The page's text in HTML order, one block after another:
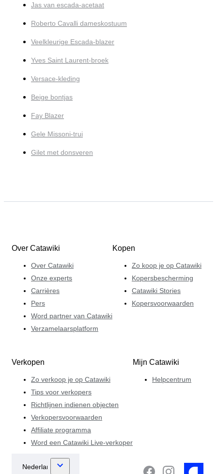
Jas van escada-acetaat
Roberto Cavalli dameskostuum
Veelkleurige Escada-blazer
Yves Saint Laurent-broek
Versace-kleding
Beige bontjas
Fay Blazer
Gele Missoni-trui
Gilet met donsveren
Over Catawiki
Over Catawiki
Onze experts
Carrières
Pers
Word partner van Catawiki
Verzamelaarsplatform
Kopen
Zo koop je op Catawiki
Kopersbescherming
Catawiki Stories
Kopersvoorwaarden
Verkopen
Zo verkoop je op Catawiki
Tips voor verkopers
Richtlijnen indienen objecten
Verkopersvoorwaarden
Affiliate programma
Word een Catawiki Live-verkoper
Mijn Catawiki
Helpcentrum